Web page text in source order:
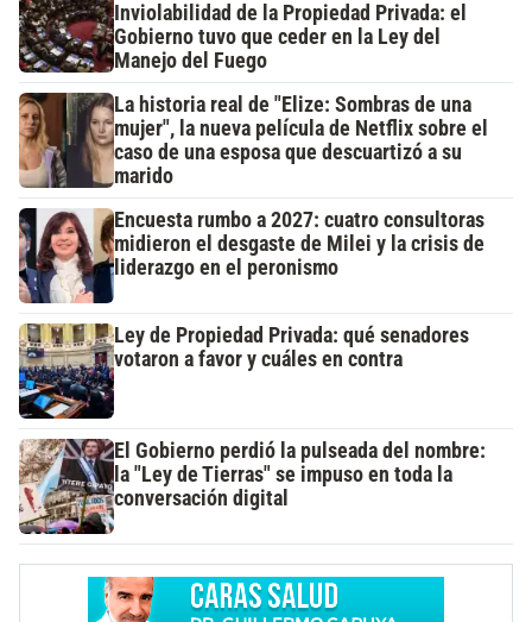
Inviolabilidad de la Propiedad Privada: el
Gobierno tuvo que ceder en la Ley del
Manejo del Fuego
La historia real de "Elize: Sombras de una
mujer", la nueva película de Netflix sobre el
caso de una esposa que descuartizó a su
marido
Encuesta rumbo a 2027: cuatro consultoras
midieron el desgaste de Milei y la crisis de
liderazgo en el peronismo
Ley de Propiedad Privada: qué senadores
votaron a favor y cuáles en contra
El Gobierno perdió la pulseada del nombre:
la "Ley de Tierras" se impuso en toda la
conversación digital